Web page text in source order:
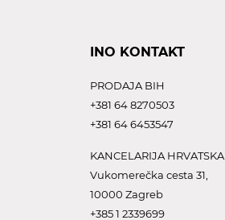
INO KONTAKT
PRODAJA BIH
+381 64 8270503
+381 64 6453547
KANCELARIJA HRVATSKA
Vukomerečka cesta 31,
10000 Zagreb
+385 1 2339699